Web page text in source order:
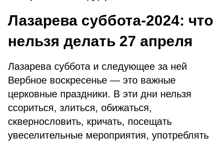
Лазарева суббота-2024: что
нельзя делать 27 апреля
Лазарева суббота и следующее за ней
Вербное воскресенье — это важные
церковные праздники. В эти дни нельзя
ссориться, злиться, обижаться,
сквернословить, кричать, посещать
увеселительные мероприятия, употреблять